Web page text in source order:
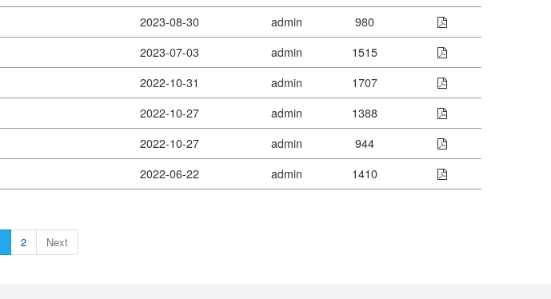
2023-08-30 admin
980
2023-07-03 admin
1515
2022-10-31 admin
1707
2022-10-27 admin
1388
2022-10-27 admin
944
2022-06-22 admin 1410
2 Next